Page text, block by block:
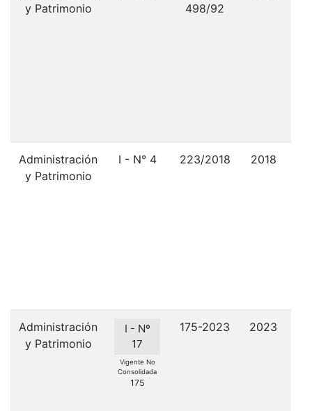
y Patrimonio
498/92
Administración
y Patrimonio
I - N° 4 223/2018 2018
Administración
y Patrimonio
I - Nº
17
Vigente No
Consolidada
175
175-2023 2023